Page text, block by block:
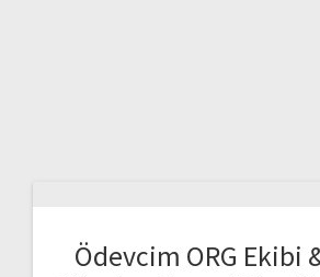
Ödevcim ORG Ekibi